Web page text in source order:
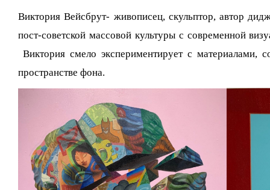
Виктория Вейсбрут- живописец, скульптор, автор
пост-советской массовой культуры с современной
Виктория смело экспериментирует с материалами,
пространстве фона.